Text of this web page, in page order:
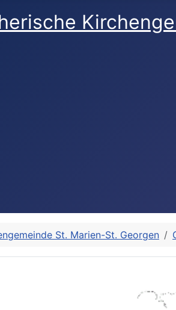
St. Marien-St. Georgen